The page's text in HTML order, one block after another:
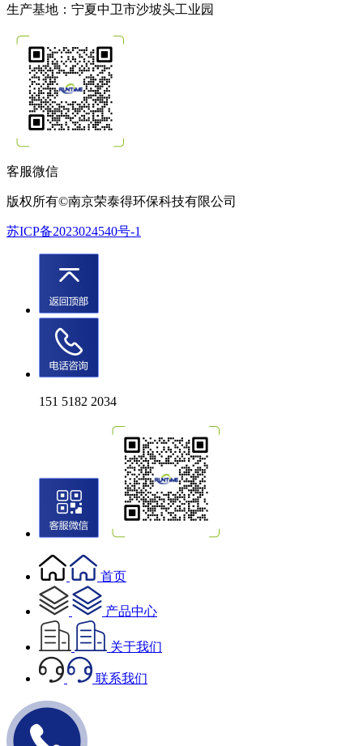
生产基地：宁夏中卫市沙坡头工业园
客服微信
版权所有©南京荣泰得环保科技有限公司
苏ICP备2023024540号-1
151 5182 2034
首页
产品中心
关于我们
联系我们